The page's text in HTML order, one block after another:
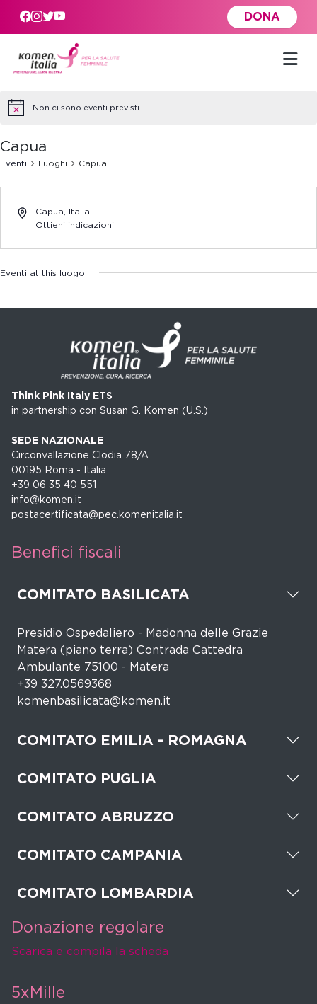
Skip to main content
DONA
Non ci sono eventi previsti.
Capua
Eventi Luoghi Capua
Capua, Italia
Ottieni indicazioni
Eventi at this luogo
Think Pink Italy ETS
in partnership con Susan G. Komen (U.S.)
SEDE NAZIONALE
Circonvallazione Clodia 78/A
00195 Roma - Italia
+39 06 35 40 551
info@komen.it
postacertificata@pec.komenitalia.it
Benefici fiscali
COMITATO BASILICATA
Presidio Ospedaliero - Madonna delle Grazie
Matera (piano terra) Contrada Cattedra
Ambulante 75100 - Matera
+39 327.0569368
komenbasilicata@komen.it
COMITATO EMILIA - ROMAGNA
COMITATO PUGLIA
COMITATO ABRUZZO
COMITATO CAMPANIA
COMITATO LOMBARDIA
Donazione regolare
Scarica e compila la scheda
5xMille